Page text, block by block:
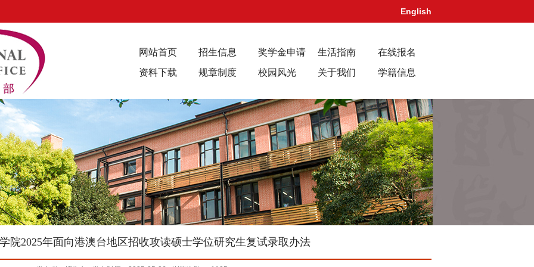
English
网站首页 招生信息 奖学金申请 生活指南
在线报名
资料下载
规章制度 校园风光 关于我们 学籍信息
院2025年面向港澳台地区招收攻读硕士学位研究生复试录取办法